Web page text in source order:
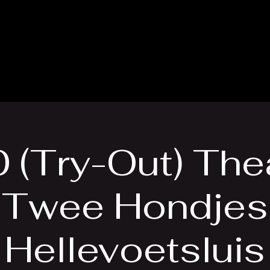
(Try-Out)
Twee Hondjes
Hellevoetsluis